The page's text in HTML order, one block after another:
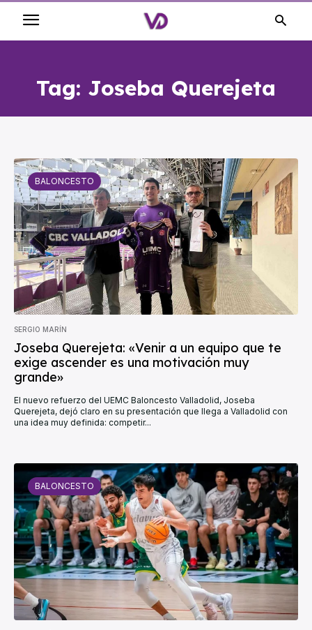
Tag: Joseba Querejeta
BALONCESTO
SERGIO MARÍN
Joseba Querejeta: «Venir a un equipo que te
exige ascender es una motivación muy
grande»
El nuevo refuerzo del UEMC Baloncesto Valladolid, Joseba
Querejeta, dejó claro en su presentación que llega a Valladolid con
una idea muy definida: competir...
BALONCESTO